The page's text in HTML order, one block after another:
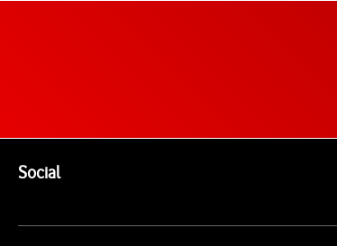
SocialEnlaces a las redes sociales de Vodafone